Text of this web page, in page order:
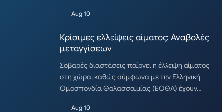
Aug 10
Κρίσιμες ελλείψεις αίματος: Αναβολές
μεταγγίσεων
Σοβαρές διαστάσεις παίρνει η έλλειψη αίματος
στη χώρα, καθώς σύμφωνα με την Ελληνική
Ομοσπονδία Θαλασσαιμίας (ΕΟΘΑ) έχουν…
Aug 10